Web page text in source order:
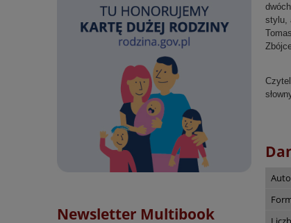
Newsletter Multibook
stylu,